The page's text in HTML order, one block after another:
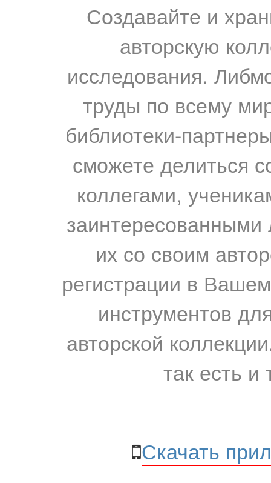
Создавайте и
авторскую
исследования.
труды по всему
библиотеки-
сможете делиться
коллегами,
их со своим
регистрации в
инструментов
авторской
так есть и
Скачать